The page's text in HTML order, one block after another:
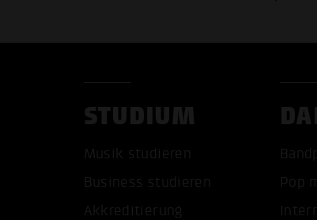
STUDIUM
Musik studieren
Business studieren
Akkreditierung
Pop